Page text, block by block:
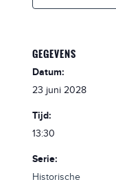
GEGEVENS
Datum:
23 juni 2028
Tijd:
13:30
Serie:
Historische